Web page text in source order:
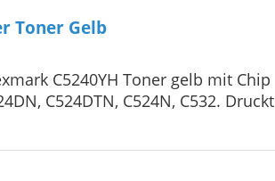
Toner Gelb
C5240YH Toner gelb mit Chip
C524DTN, C524N, C532. Druckt